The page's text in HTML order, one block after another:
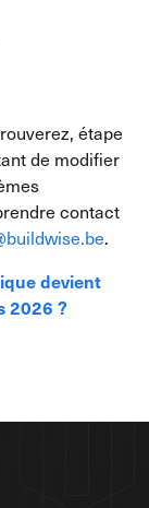
étape
de modifier
contact
.
devient
2026 ?